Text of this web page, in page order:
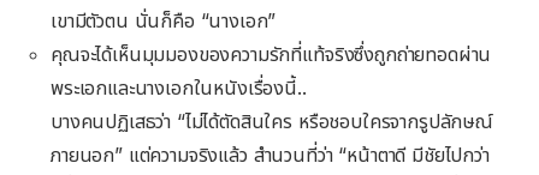
เขามีตัวตน นั่นก็คือ “นางเอก”
คุณจะได้เห็นมุมมองของความรักที่แท้จริงซึ่งถูกถ่ายทอดผ่าน
พระเอกและนางเอกในหนังเรื่องนี้..
บางคนปฏิเสธว่า “ไม่ได้ตัดสินใคร หรือชอบใครจากรูปลักษณ์
ภายนอก” แต่ความจริงแล้ว สำนวนที่ว่า “หน้าตาดี มีชัยไปกว่า